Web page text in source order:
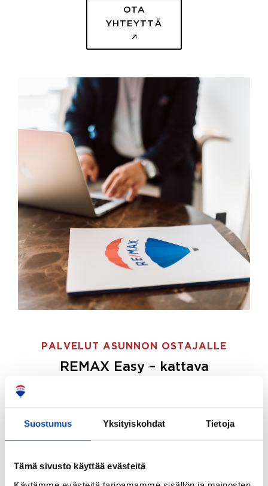
Suostumus Yksityiskohdat Tietoja
Tämä sivusto käyttää evästeitä
OTA
YHTEYTTÄ
PALVELUT ASUNNON OSTAJALLE
REMAX Easy – kattava
ostajille.
Tee ostotoimeksianto ja etsimme juuri